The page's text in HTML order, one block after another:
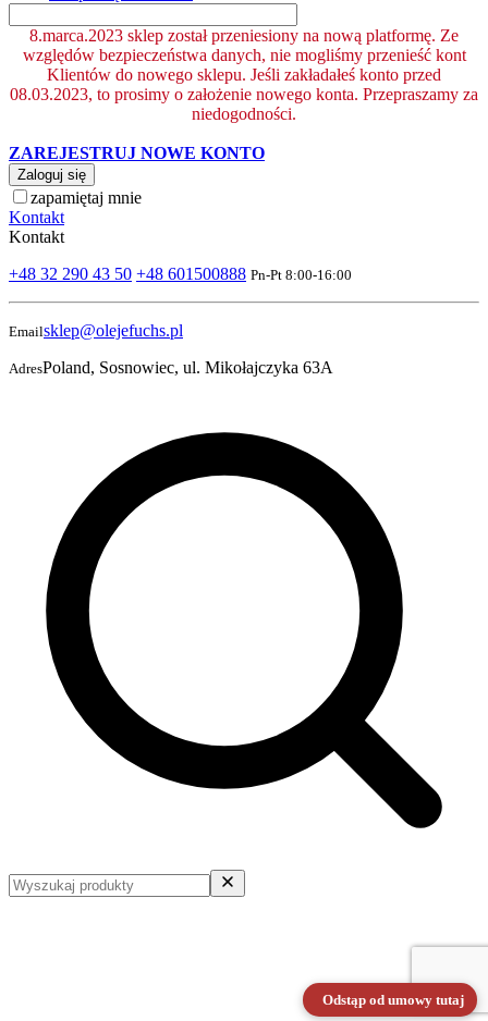
8.marca.2023 sklep został przeniesiony na nową platformę. Ze
względów bezpieczeństwa danych, nie mogliśmy przenieść kont
Klientów do nowego sklepu. Jeśli zakładałeś konto przed
08.03.2023, to prosimy o założenie nowego konta. Przepraszamy za
niedogodności.
ZAREJESTRUJ NOWE KONTO
Zaloguj się
zapamiętaj mnie
Kontakt
Kontakt
+48 32 290 43 50 +48 601500888 Pn-Pt 8:00-16:00
Emailsklep@olejefuchs.pl
AdresPoland, Sosnowiec, ul. Mikołajczyka 63A
Odstąp od umowy tutaj